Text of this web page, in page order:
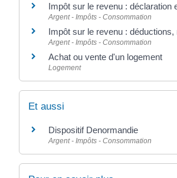
Impôt sur le revenu : déclaration
Argent - Impôts - Consommation
Impôt sur le revenu :
Argent - Impôts - Consommation
Achat ou vente d'un logement
Logement
Et aussi
Dispositif Denormandie
Argent - Impôts - Consommation